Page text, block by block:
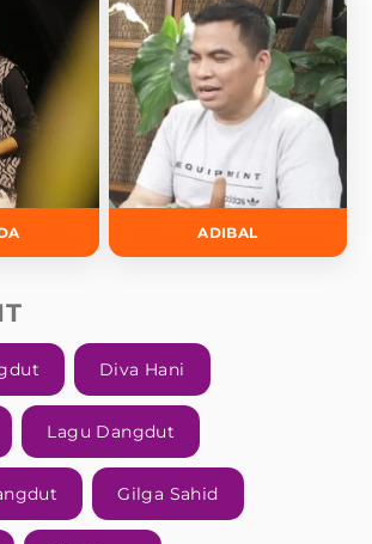
ADIBAL
Diva Hani
Lagu Dangdut
Gilga Sahid